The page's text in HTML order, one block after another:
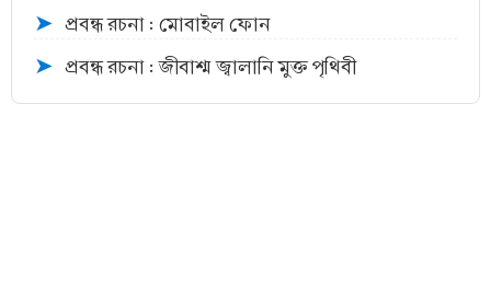
➤ প্রবন্ধ রচনা : মোবাইল ফোন
➤ প্রবন্ধ রচনা : জীবাশ্ম জ্বালানি মুক্ত পৃথিবী